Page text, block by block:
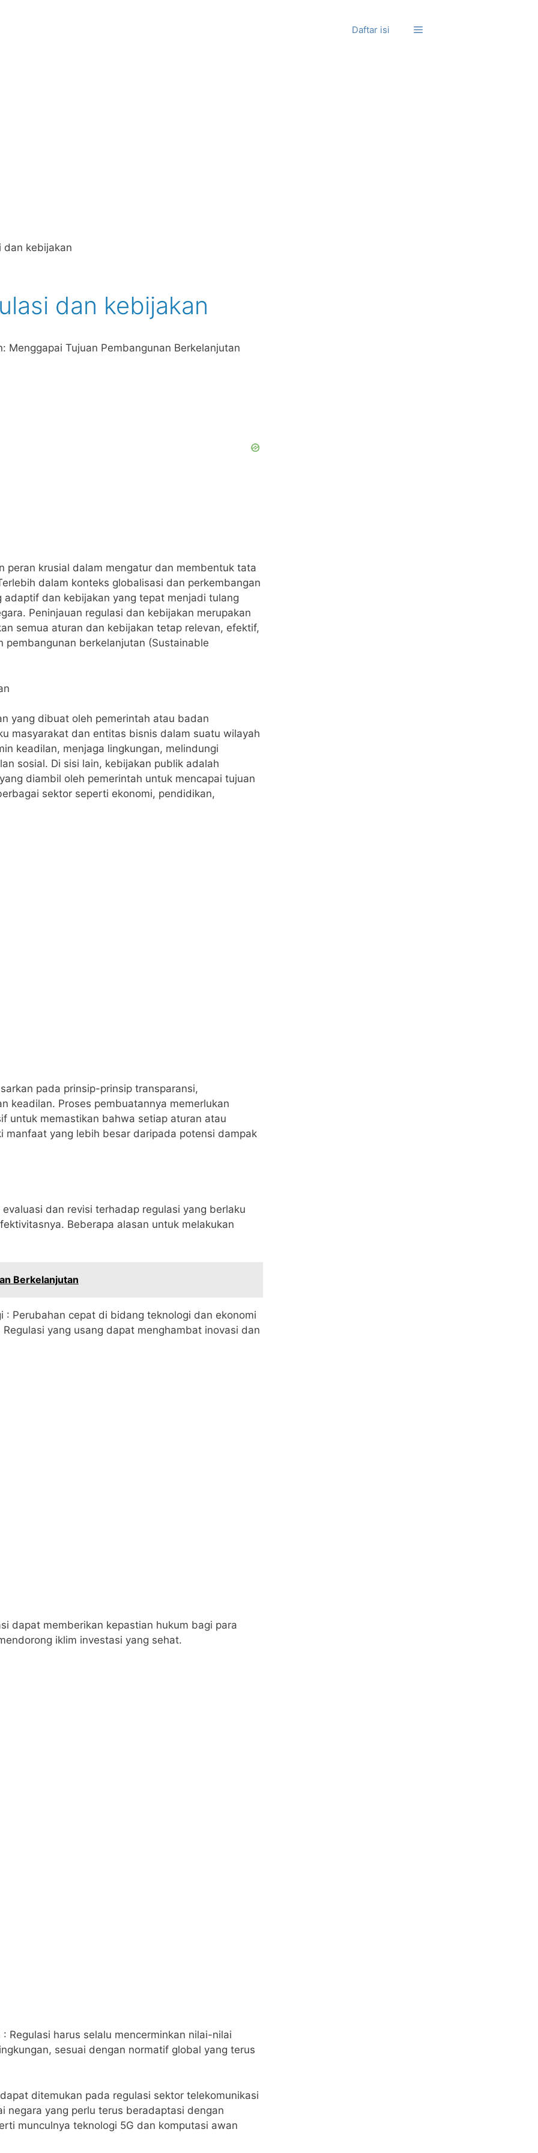
Daftar isi
dan kebijakan
dan kebijakan
Menggapai Tujuan Pembangunan Berkelanjutan
peran krusial dalam mengatur dan membentuk tata
dalam konteks globalisasi dan perkembangan
adaptif dan kebijakan yang tepat menjadi tulang
Peninjauan regulasi dan kebijakan merupakan
semua aturan dan kebijakan tetap relevan, efektif,
pembangunan berkelanjutan (Sustainable
yang dibuat oleh pemerintah atau badan
masyarakat dan entitas bisnis dalam suatu wilayah
keadilan, menjaga lingkungan, melindungi
sosial. Di sisi lain, kebijakan publik adalah
diambil oleh pemerintah untuk mencapai tujuan
sektor seperti ekonomi, pendidikan,
pada prinsip-prinsip transparansi,
keadilan. Proses pembuatannya memerlukan
untuk memastikan bahwa setiap aturan atau
manfaat yang lebih besar daripada potensi dampak
dan revisi terhadap regulasi yang berlaku
Beberapa alasan untuk melakukan
Berkelanjutan
: Perubahan cepat di bidang teknologi dan ekonomi
yang usang dapat menghambat inovasi dan
dapat memberikan kepastian hukum bagi para
iklim investasi yang sehat.
Regulasi harus selalu mencerminkan nilai-nilai
sesuai dengan normatif global yang terus
ditemukan pada regulasi sektor telekomunikasi
negara yang perlu terus beradaptasi dengan
munculnya teknologi 5G dan komputasi awan